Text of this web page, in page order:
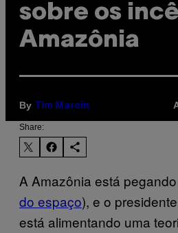
sobre os
Amazônia
By Tim Marcin
Share:
A Amazônia está
do espaço), e o
está alimentando uma